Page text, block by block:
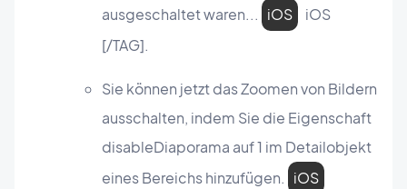
ausgeschaltet waren... iOS
iOS
[/TAG].
Sie können jetzt das Zoomen von Bildern
ausschalten, indem Sie die Eigenschaft
disableDiaporama auf 1 im Detailobjekt
eines Bereichs hinzufügen. iOS